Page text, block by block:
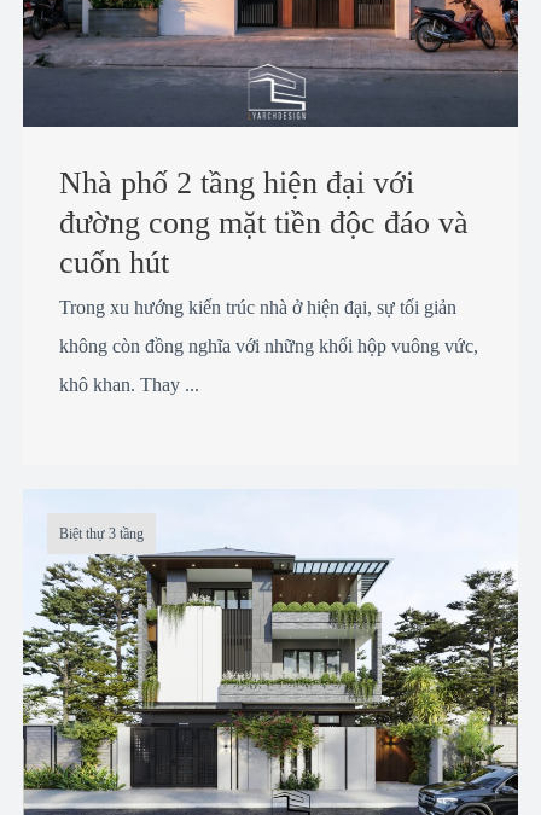
Nhà phố 2 tầng hiện đại với
đường cong mặt tiền độc đáo và
cuốn hút
Trong xu hướng kiến trúc nhà ở hiện đại, sự tối giản
không còn đồng nghĩa với những khối hộp vuông vức,
khô khan. Thay ...
Biệt thự 3 tầng